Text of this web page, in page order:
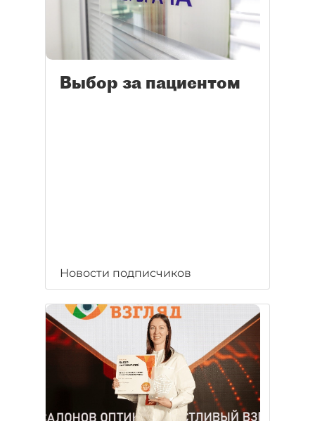
Выбор за пациентом
Новости подписчиков